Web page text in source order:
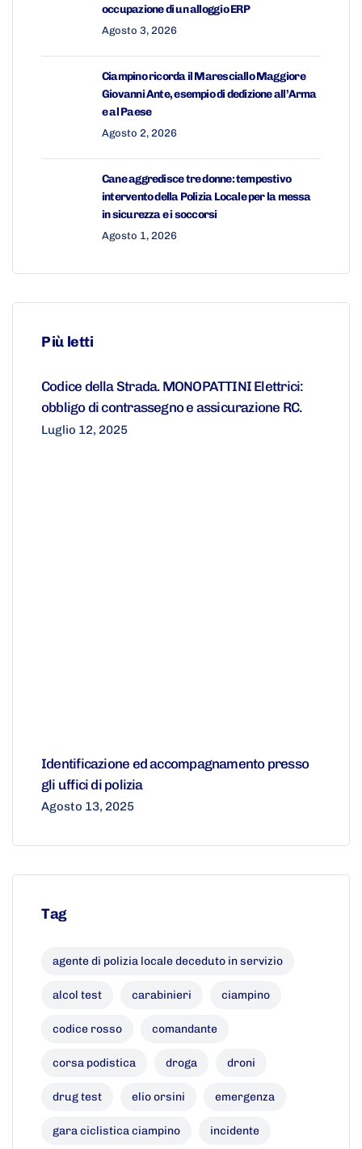
occupazione di un alloggio ERP
Agosto 3, 2026
Ciampino ricorda il Maresciallo Maggiore
Giovanni Ante, esempio di dedizione all’Arma
e al Paese
Agosto 2, 2026
Cane aggredisce tre donne: tempestivo
intervento della Polizia Locale per la messa
in sicurezza e i soccorsi
Agosto 1, 2026
Più letti
Codice della Strada. MONOPATTINI Elettrici:
obbligo di contrassegno e assicurazione RC.
Luglio 12, 2025
Identificazione ed accompagnamento presso
gli uffici di polizia
Agosto 13, 2025
Tag
agente di polizia locale deceduto in servizio
alcol test carabinieri ciampino
codice rosso comandante
corsa podistica droga droni
drug test elio orsini emergenza
gara ciclistica ciampino incidente